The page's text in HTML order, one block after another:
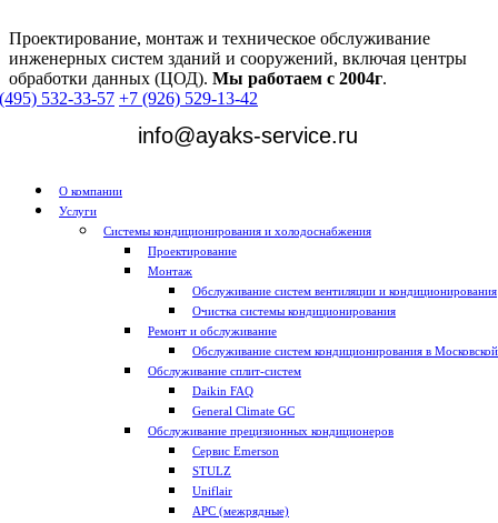
Проектирование, монтаж и техническое обслуживание
инженерных систем зданий и сооружений, включая центры
обработки данных (ЦОД). Мы работаем с 2004г.
532-33-57 +7 (926) 529-13-42
info@ayaks-service.ru
О компании
Услуги
Системы кондиционирования и холодоснабжения
Проектирование
Монтаж
Обслуживание систем вентиляции и кондиционирования
Очистка системы кондиционирования
Ремонт и обслуживание
Обслуживание систем кондиционирования в
Обслуживание сплит-систем
Daikin FAQ
General Climate GC
Обслуживание прецизионных кондиционеров
Сервис Emerson
STULZ
Uniflair
APC (межрядные)